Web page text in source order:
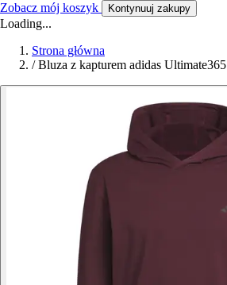
Zobacz mój koszyk Kontynuuj zakupy
Loading...
Strona główna
/ Bluza z kapturem adidas Ultimate365